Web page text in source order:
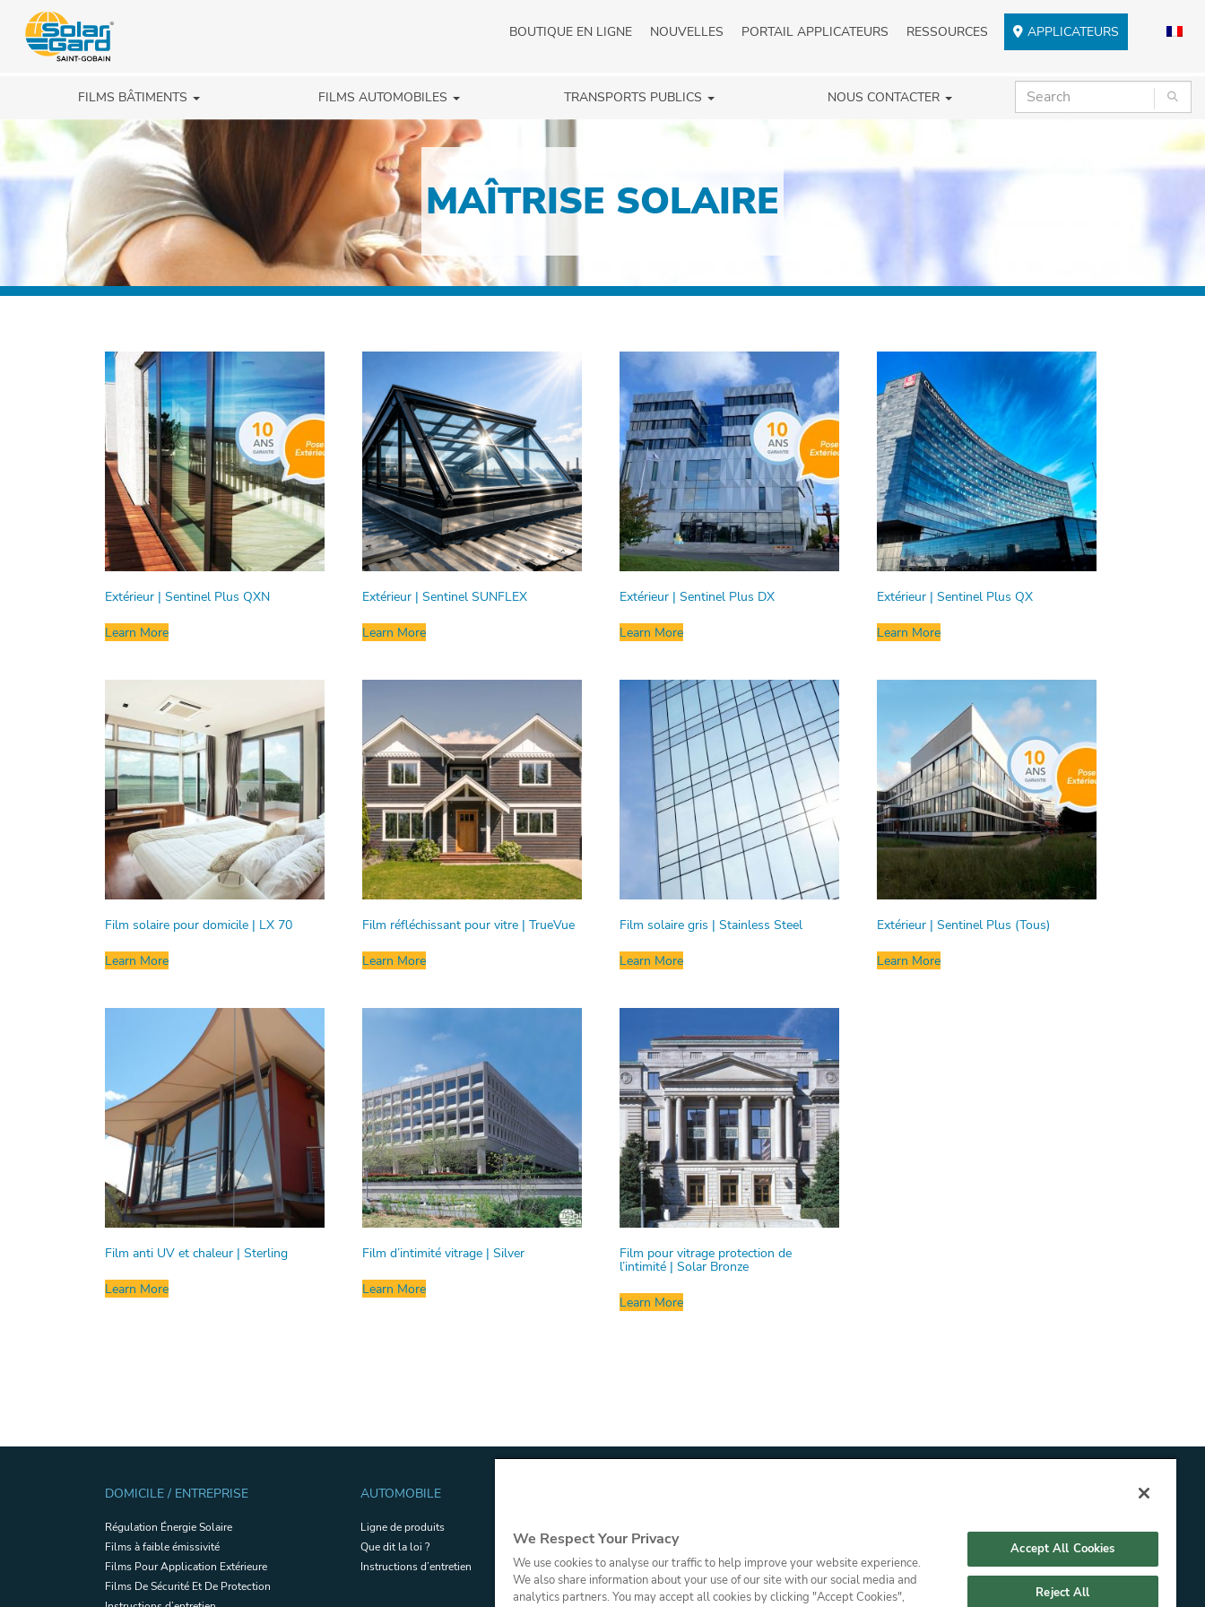
BOUTIQUE EN LIGNE NOUVELLES PORTAIL APPLICATEURS RESSOURCES APPLICATEURS
FILMS BÂTIMENTS FILMS AUTOMOBILES TRANSPORTS PUBLICS NOUS CONTACTER
MAÎTRISE SOLAIRE
Extérieur | Sentinel Plus QXN
Learn More
Extérieur | Sentinel SUNFLEX
Learn More
Extérieur | Sentinel Plus DX
Learn More
Extérieur | Sentinel Plus QX
Learn More
Film solaire pour domicile | LX 70
Learn More
Film réfléchissant pour vitre | TrueVue
Learn More
Film solaire gris | Stainless Steel
Learn More
Extérieur | Sentinel Plus (Tous)
Learn More
Film anti UV et chaleur | Sterling
Learn More
Film d’intimité vitrage | Silver
Learn More
Film pour vitrage protection de
l’intimité | Solar Bronze
Learn More
DOMICILE / ENTREPRISE
Régulation Énergie Solaire
Films à faible émissivité
Films Pour Application Extérieure
Films De Sécurité Et De Protection
AUTOMOBILE
Ligne de produits
Que dit la loi ?
Instructions d’entretien
Ressources pour la vente
Certifications de sécurité
Glossaire
Portail applicateurs
We Respect Your Privacy
We use cookies to analyse our traffic to help improve your website experience.
We also share information about your use of our site with our social media and
analytics partners. You may accept all cookies by clicking "Accept Cookies",
Accept All Cookies
Reject All